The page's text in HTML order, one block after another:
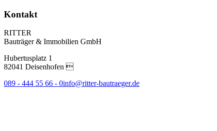
Kontakt
RITTER
Bauträger & Immobilien GmbH
Hubertusplatz 1
82041 Deisenhofen 
089 - 444 55 66 - 0info@ritter-bautraeger.de